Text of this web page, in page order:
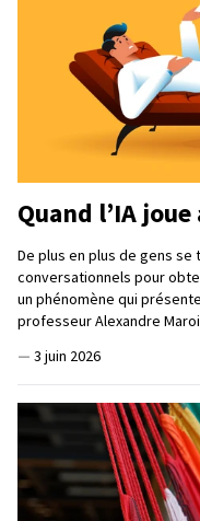
Quand l’IA
De plus en plus de gens
conversationnels pour
un phénomène qui
professeur Alexandre
— 3 juin 2026